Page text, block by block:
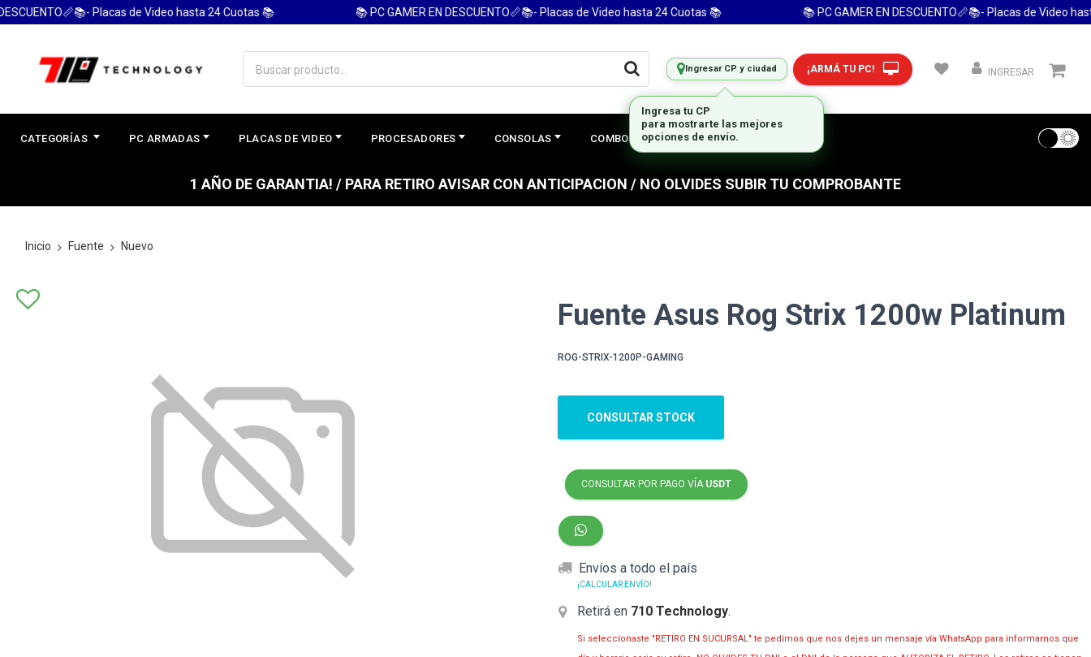
Placas de Video hasta 24 Cuotas 📚 📚 PC GAMER EN DESCUENTO📏📚- Placas de Video hasta 24 Cuotas 📚 📚 PC GAMER EN DESCUENTO📏📚- Placas de Video
Ingresar CP y ciudad ¡ARMÁ TU PC! INGRESAR
CATEGORÍAS PC ARMADAS PLACAS DE VIDEO PROCESADORES CONSOLAS COMBOS PREGUNTAS FRECUENTES
1 AÑO DE GARANTIA! / PARA RETIRO AVISAR CON ANTICIPACION / NO OLVIDES SUBIR TU COMPROBANTE
Inicio Fuente Nuevo
Fuente Asus Rog Strix 1200w Platinum
ROG-STRIX-1200P-GAMING
CONSULTAR STOCK
CONSULTAR POR PAGO VÍA USDT
Envíos a todo el país
¡CALCULAR ENVÍO!
Retirá en 710 Technology.
Si seleccionaste "RETIRO EN SUCURSAL" te pedimos que nos dejes un mensaje vía WhatsApp para informarnos que
Ingresa tu CP
para mostrarte las mejores
opciones de envío.